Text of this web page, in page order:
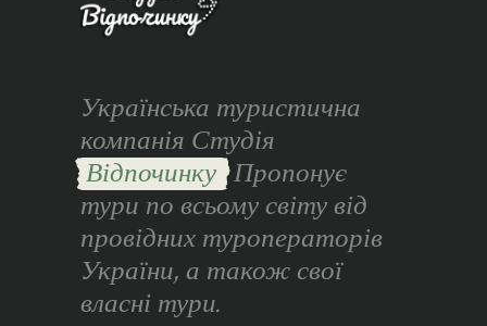
Українська туристична
компанія Студія
Відпочинку Пропонує
тури по всьому світу від
провідних туроператорів
України, а також свої
власні тури.